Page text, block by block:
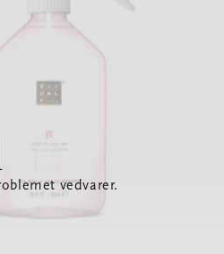
vedvarer.